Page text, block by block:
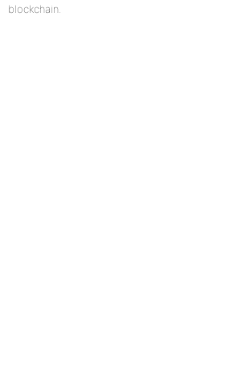
blockchain.